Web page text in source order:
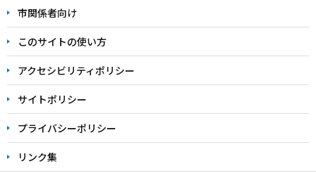
こ
ま
で
市関係者向け
このサイトの使い方
アクセシビリティポリシー
サイトポリシー
プライバシーポリシー
リンク集